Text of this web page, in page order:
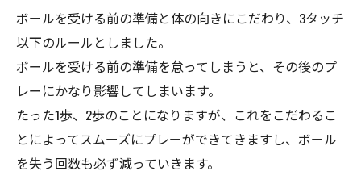
ボールを受ける前の準備と体の向きにこだわり、3タッチ
以下のルールとしました。
ボールを受ける前の準備を怠ってしまうと、その後のプ
レーにかなり影響してしまいます。
たった1歩、2歩のことになりますが、これをこだわるこ
とによってスムーズにプレーができてきますし、ボール
を失う回数も必ず減っていきます。